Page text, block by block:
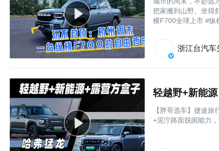
把家搬到山野。坐得
横F700全球上市 #纵
浙江台汽车
轻越野+新能
【胖哥选车】捷途
+泥泞路面脱困能力